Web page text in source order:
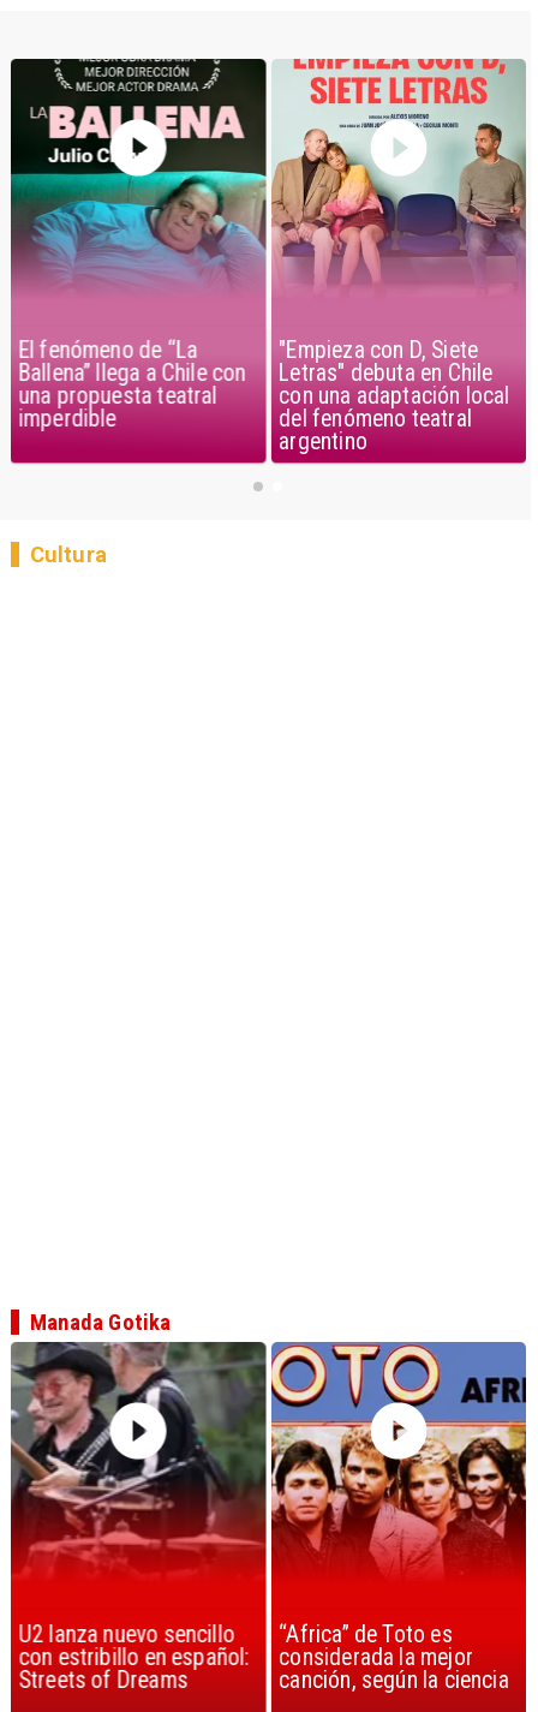
El fenómeno de “La
Ballena” llega a Chile con
una propuesta teatral
imperdible
"Empieza con D, Siete
Letras" debuta en Chile
con una adaptación local
del fenómeno teatral
argentino
Cultura
U2 lanza nuevo sencillo
con estribillo en español:
Streets of Dreams
“Africa” de Toto es
considerada la mejor
canción, según la ciencia
Manada Gotika